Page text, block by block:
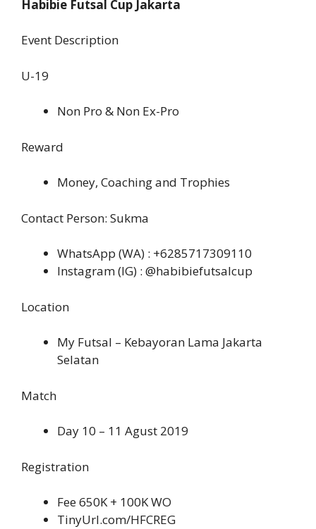
Habibie Futsal Cup Jakarta
Event Description
U-19
Non Pro & Non Ex-Pro
Reward
Money, Coaching and Trophies
Contact Person: Sukma
WhatsApp (WA) : +6285717309110
Instagram (IG) : @habibiefutsalcup
Location
My Futsal – Kebayoran Lama Jakarta
Selatan
Match
Day 10 – 11 Agust 2019
Registration
Fee 650K + 100K WO
TinyUrl.com/HFCREG